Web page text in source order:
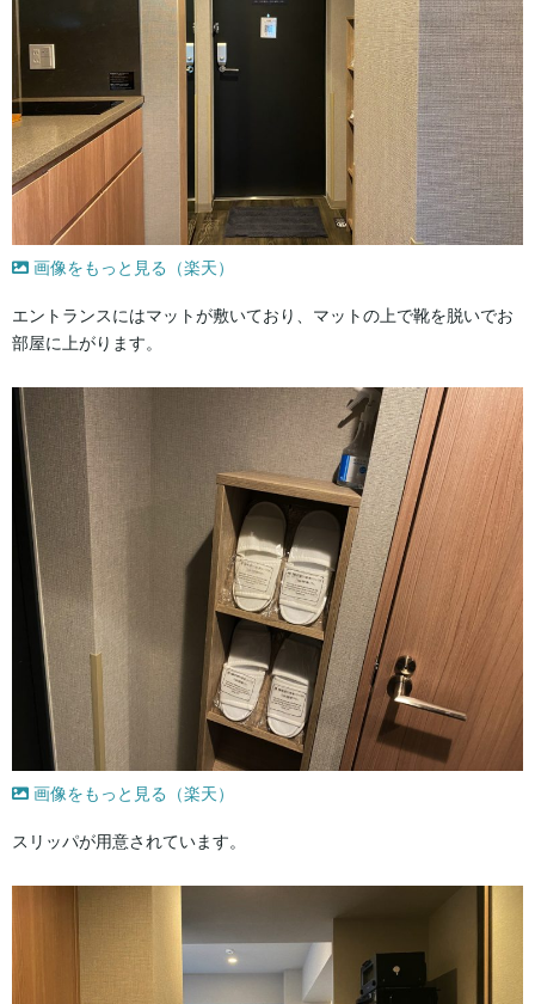
画像をもっと見る（楽天）
エントランスにはマットが敷いており、マットの上で靴を脱いでお
部屋に上がります。
画像をもっと見る（楽天）
スリッパが用意されています。